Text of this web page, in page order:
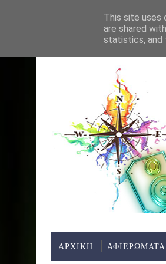
About
ΤΕΛΕΥΤΑΊΑ ΝΈΑ:
ΑΡΧΙΚΗ
This site uses
are shared
statistics, and